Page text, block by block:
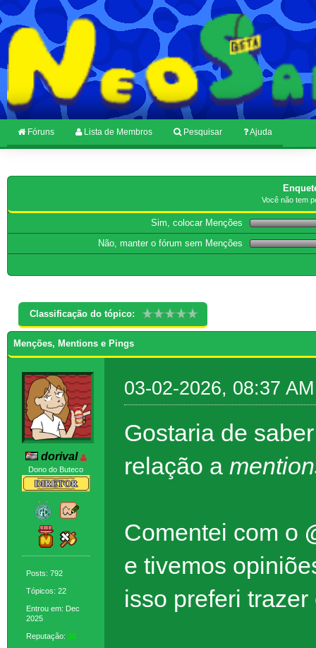
Fóruns Lista de Membros Pesquisar Ajuda
Você não tem
Sim, colocar Menções
Não, manter o fórum sem Menções
Classificação do tópico:
Menções, Mentions e Pings
dorival
Dono do Buteco
Posts: 792
Tópicos: 22
Entrou em: Dec
2025
Reputação: 38
03-02-2026, 08:37 AM
Gostaria de
relação a
Comentei com o
e tivemos
isso preferi